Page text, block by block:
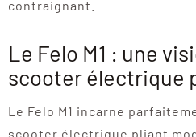
contraignant.
Le Felo M1 : une
scooter électrique
Le Felo M1 incarne
scooter électrique pliant